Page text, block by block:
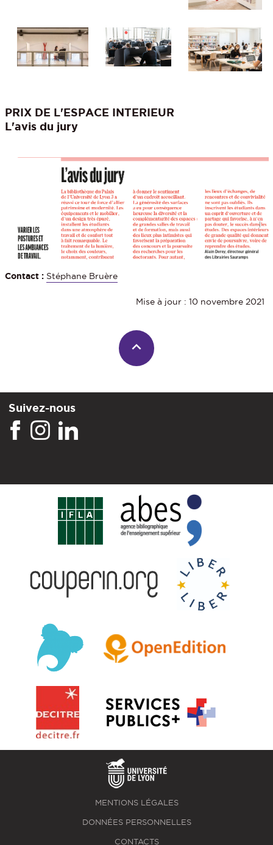
PRIX DE L'ESPACE INTERIEUR
L'avis du jury
Contact : Stéphane Bruère
Mise à jour : 10 novembre 2021
Suivez-nous
MENTIONS LÉGALES
DONNÉES PERSONNELLES
CONTACTS